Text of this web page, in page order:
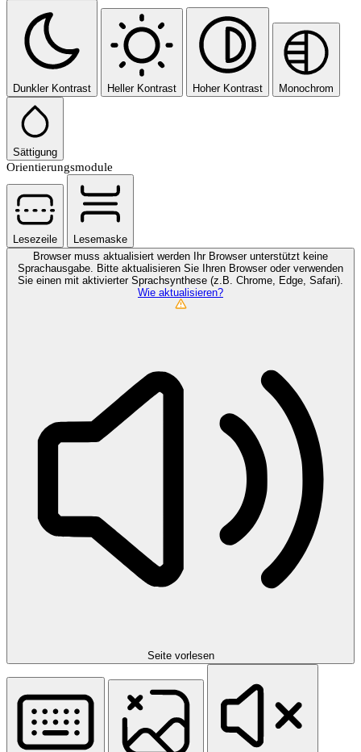
Dunkler Kontrast Heller Kontrast Hoher Kontrast Monochrom
Sättigung
Orientierungsmodule
Lesezeile
Lesemaske
Browser muss aktualisiert werden
Ihr Browser unterstützt keine
Sprachausgabe. Bitte aktualisieren Sie Ihren Browser oder verwenden
Sie einen mit aktivierter Sprachsynthese (z.B. Chrome, Edge, Safari).
Wie aktualisieren?
Seite vorlesen